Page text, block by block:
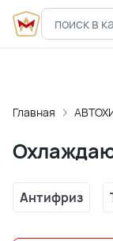
Главная
Антифриз